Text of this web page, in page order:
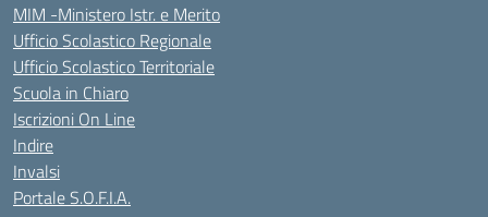
MIM -Ministero Istr. e Merito
Ufficio Scolastico Regionale
Ufficio Scolastico Territoriale
Scuola in Chiaro
Iscrizioni On Line
Indire
Invalsi
Portale S.O.F.I.A.